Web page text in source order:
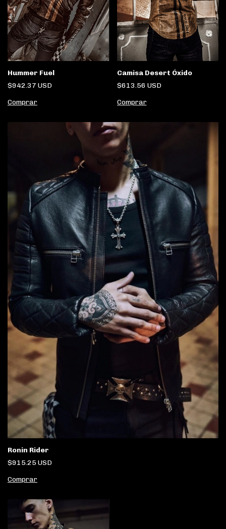
Hummer Fuel
$942.37 USD
Comprar
Camisa Desert Óxido
$613.56 USD
Comprar
Ronin Rider
$915.25 USD
Comprar